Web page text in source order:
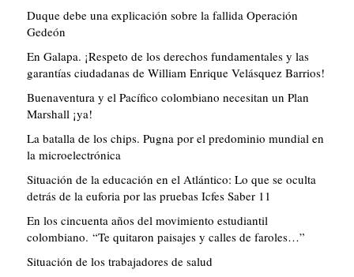
Duque debe una explicación sobre la fallida Operación
Gedeón
En Galapa. ¡Respeto de los derechos fundamentales y las
garantías ciudadanas de William Enrique Velásquez Barrios!
Buenaventura y el Pacífico colombiano necesitan un Plan
Marshall ¡ya!
La batalla de los chips. Pugna por el predominio mundial en
la microelectrónica
Situación de la educación en el Atlántico: Lo que se oculta
detrás de la euforia por las pruebas Icfes Saber 11
En los cincuenta años del movimiento estudiantil
colombiano. “Te quitaron paisajes y calles de faroles…”
Situación de los trabajadores de salud